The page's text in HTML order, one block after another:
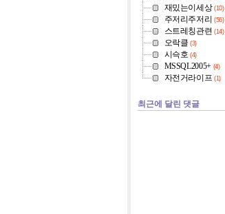
재밌는이세상(10)
주저리주저리 (56)
스트레칭관련 (14)
오락클 (3)
시슥호 (4)
MSSQL2005+(4)
자전거라이프 (1)
최근에 달린 댓글